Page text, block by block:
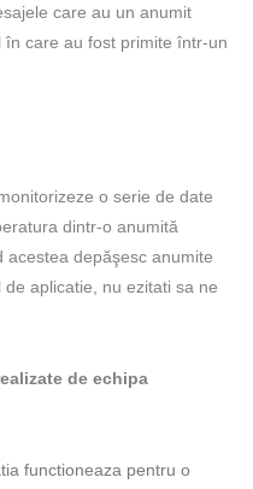
care au un anumit
care au fost primite într-un
o serie de date
dintr-o anumită
acestea depăşesc anumite
aplicatie, nu ezitati sa ne
de echipa
functioneaza pentru o